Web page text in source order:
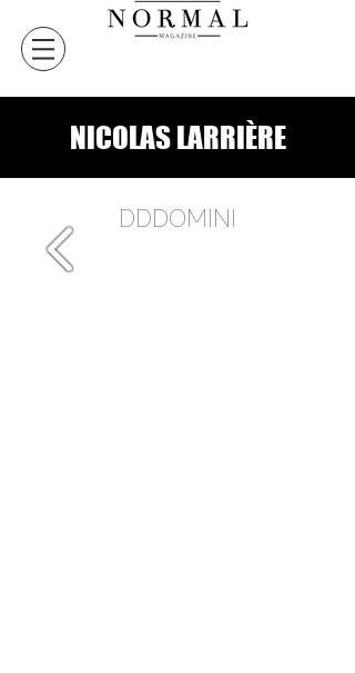
NICOLAS LARRIÈRE
DDDOMINI